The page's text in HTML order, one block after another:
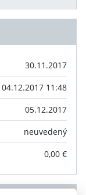
30.11.2017
04.12.2017 11:48
05.12.2017
neuvedený
0,00 €